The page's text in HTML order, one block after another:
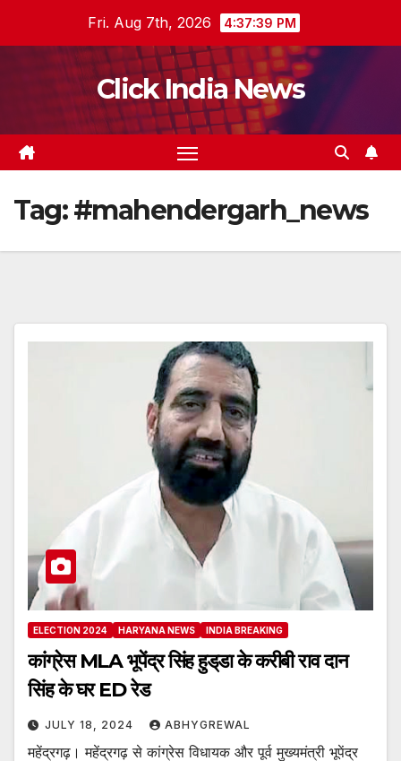
Fri. Aug 7th, 2026 4:37:40 PM
Click India News
Tag:#mahendergarh_news
ELECTION 2024 HARYANA NEWS INDIA BREAKING
कांग्रेस MLA भूपेंद्र सिंह हुड्‌डा के करीबी राव दान
सिंह के घर ED रेड
JULY 18, 2024 ABHYGREWAL
महेंद्रगढ़। महेंद्रगढ़ से कांग्रेस विधायक और पूर्व मुख्यमंत्री भूपेंद्र